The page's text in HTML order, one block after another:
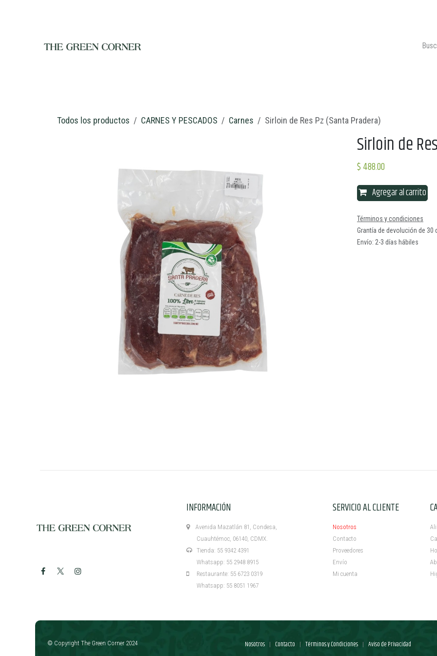
Todos los productos CARNES Y PESCADOS Carnes Sirloin de Res Pz (Santa Pradera)
Sirloin de
$488.00
Agregar al carrito
Términos y condiciones
Grantía de devolución de 30
Envío: 2-3 días hábiles
INFORMACIÓN
Avenida Mazatlán 81, Condesa,
Cuauhtémoc, 06140, CDMX.
Tienda: 55 9342 4391
Whatsapp: 55 2948 8915
Restaurante: 55 6723 0319
Whatsapp: 55 8051 1967
SERVICIO AL CLIENTE
Nosotros
Contacto
Proveedores
Envío
Mi cuenta ​
Nosotros | Contacto | Términos y Condiciones | Aviso de Privacidad
© Copyright The Green Corner 2024